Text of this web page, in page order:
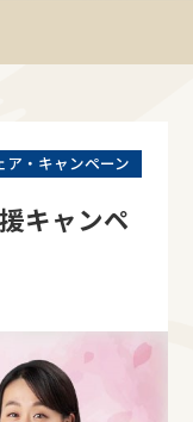
ア・キャンペーン
キャンペ